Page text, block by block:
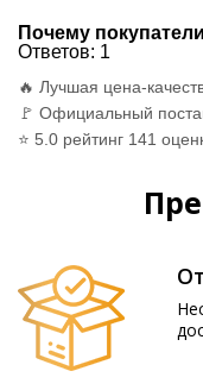
Почему
Ответов: 1
🔥 Лучшая цена-
🚩 Официальный
⭐ 5.0 рейтинг 141